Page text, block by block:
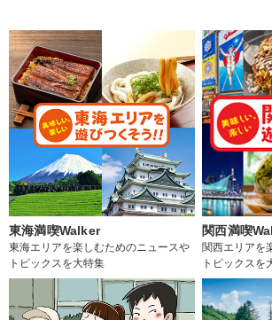
東海満喫Walker
東海エリアを楽しむためのニュースや
トピックスを大特集
関西満喫
関西エリアを
トピックスを